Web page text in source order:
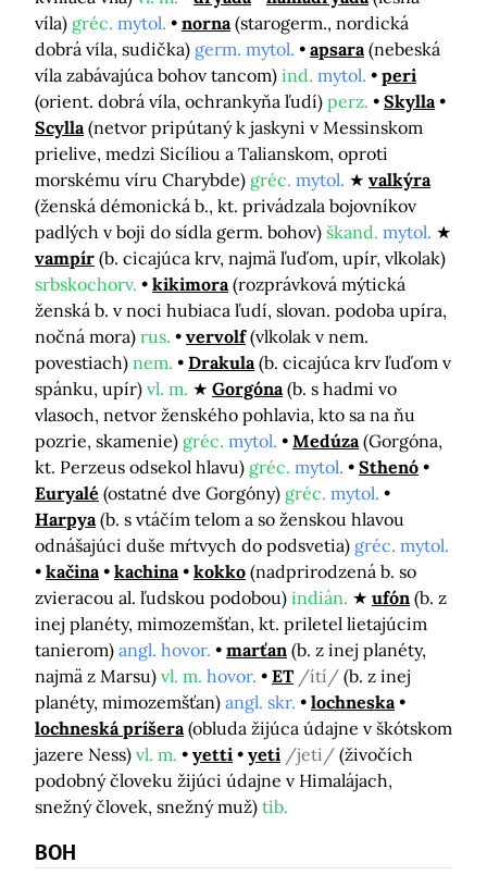
víla) gréc. mytol. norna (starogerm., nordická
dobrá víla, sudička) germ. mytol. apsara (nebeská
víla zabávajúca bohov tancom) ind. mytol.
peri
(orient. dobrá víla, ochrankyňa ľudí) perz.
Skylla
Scylla (netvor pripútaný k jaskyni v Messinskom
prielive, medzi Sicíliou a Talianskom, oproti
morskému víru Charybde) gréc. mytol.
valkýra
(ženská démonická b., kt. privádzala bojovníkov
padlých v boji do sídla germ. bohov) škand. mytol.
vampír (b. cicajúca krv, najmä ľuďom, upír, vlkolak)
srbskochorv.
kikimora (rozprávková mýtická
ženská b. v noci hubiaca ľudí, slovan. podoba upíra,
nočná mora) rus. vervolf (vlkolak v nem.
povestiach) nem. Drakula (b. cicajúca krv ľuďom v
spánku, upír) vl. m. Gorgóna (b. s hadmi vo
vlasoch, netvor ženského pohlavia, kto sa na ňu
pozrie, skamenie) gréc. mytol. Medúza (Gorgóna,
kt. Perzeus odsekol hlavu) gréc. mytol.
Sthenó
Euryalé (ostatné dve Gorgóny) gréc. mytol.
Harpya (b. s vtáčím telom a so ženskou hlavou
odnášajúci duše mŕtvych do podsvetia) gréc. mytol.
kačina
kachina kokko (nadprirodzená b. so
zvieracou al. ľudskou podobou) indián. ufón (b. z
inej planéty, mimozemšťan, kt. priletel lietajúcim
tanierom) angl. hovor. marťan (b. z inej planéty,
najmä z Marsu) vl. m. hovor. ET /ítí/ (b. z inej
planéty, mimozemšťan) angl. skr.
lochneska
lochneská príšera (obluda žijúca údajne v škótskom
jazere Ness) vl. m. yetti yeti /jeti/ (živočích
podobný človeku žijúci údajne v Himalájach,
snežný človek, snežný muž) tib.
BOH